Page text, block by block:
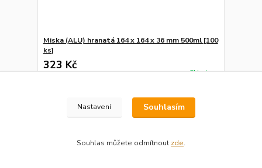
Miska (ALU) hranatá 164 x 164 x 36 mm 500ml [100
ks]
323 Kč
267 Kčbez DPH Skladem
Nastavení Souhlasím
Souhlas můžete odmítnout zde.